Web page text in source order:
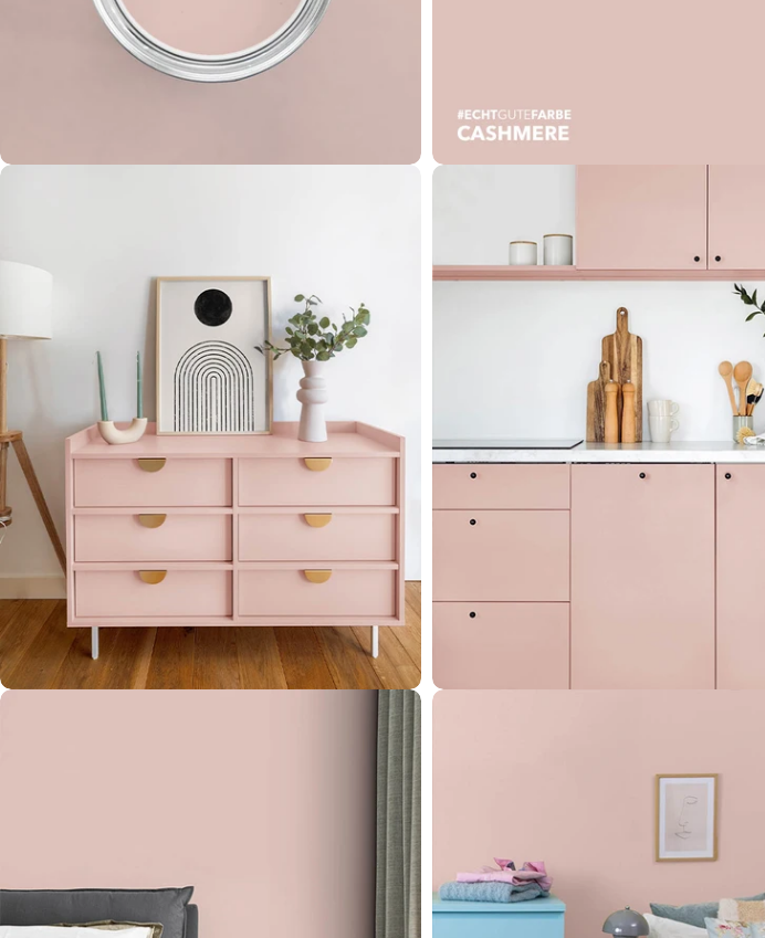
Sie das Medium 2 im Modalformat Öffnen Sie das Medium 3 im Modalformat